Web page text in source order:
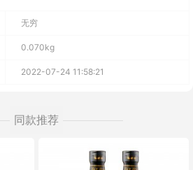
无穷
0.070kg
2022-07-24 11:58:21
同款推荐